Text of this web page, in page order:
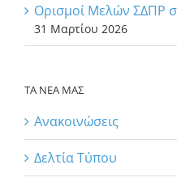
Ορισμοί Μελών ΣΔΠΡ
31 Μαρτίου 2026
ΤΑ ΝΕΑ ΜΑΣ
Ανακοινώσεις
Δελτία Τύπου